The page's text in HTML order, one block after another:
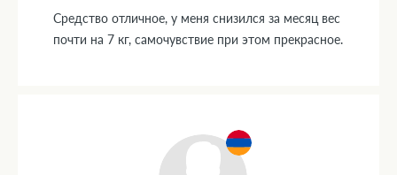
Средство отличное, у меня снизился за месяц вес
почти на 7 кг, самочувствие при этом прекрасное.